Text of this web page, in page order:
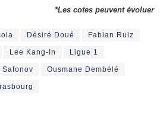
*Les cotes peuvent évoluer
Désiré Doué Fabian Ruiz
Lee Kang-In Ligue 1
Safonov Ousmane Dembélé